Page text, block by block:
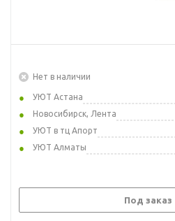
Нет в наличии
УЮТ Астана
Новосибирск, Лента
УЮТ в тц Апорт
УЮТ Алматы
Под заказ